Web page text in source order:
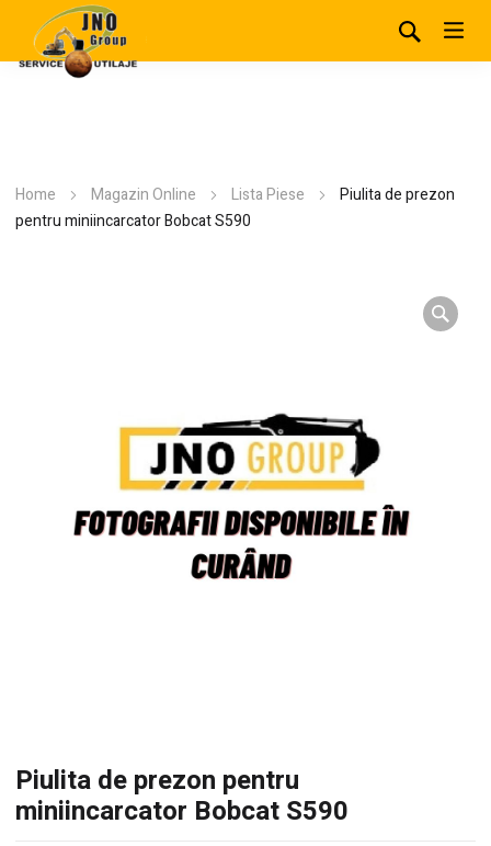
Home Magazin Online Lista Piese
Piulita de prezon
pentru miniincarcator Bobcat S590
Piulita de prezon pentru
miniincarcator Bobcat S590